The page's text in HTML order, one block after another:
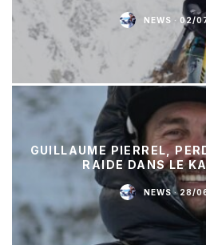
NEWS · 02/
GUILLAUME PIERREL,
RAIDE DANS LE
NEWS · 28/